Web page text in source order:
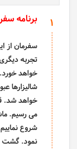
1 برنامه
سفرمان از
تجربه
خواهد
شالیزارها
خواهد شد.
می رسیم.
شروع
نمود. گشت